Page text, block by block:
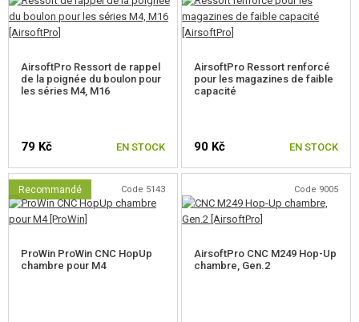
JEUX DE CONSTRUCTION, MAQUETTES
MARCHANDISES ENDOMMAGÉES ET USAGÉES
CONTACTEZ NOUS
AirsoftPro Ressort de rappel
de la poignée du boulon pour
les séries M4, M16
79 Kč EN STOCK
AirsoftPro Ressort renforcé
pour les magazines de faible
capacité
90 Kč EN STOCK
Recommandé Code 5143
ProWin ProWin CNC HopUp
chambre pour M4
Code 9005
AirsoftPro CNC M249 Hop-Up
chambre, Gen.2